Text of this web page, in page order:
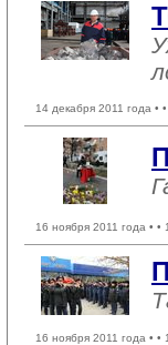
14 декабря 2011 года •
16 ноября 2011 года • •
16 ноября 2011 года • •